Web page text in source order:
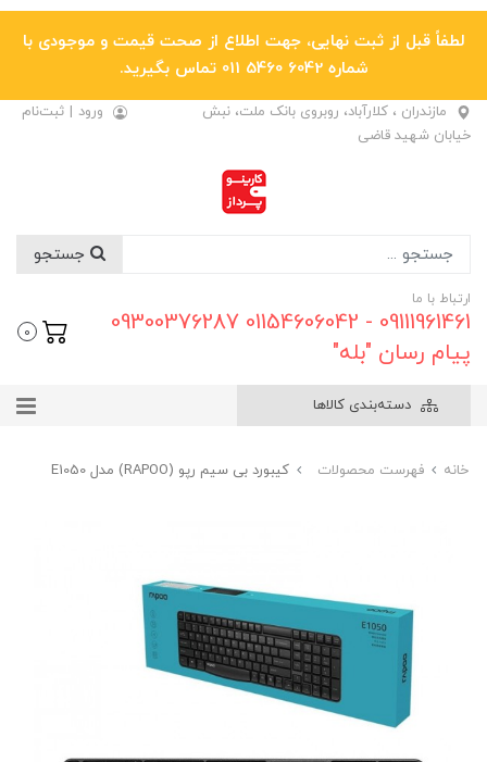
لطفاً قبل از ثبت نهایی، جهت اطلاع از صحت قیمت و موجودی با
شماره 6042 5460 011 تماس بگیرید.
مازندران ، کلارآباد، روبروی بانک ملت، نبش
خیابان شهید قاضی
ورود | ثبت‌نام
ارتباط با ما
09111961461 - 01154606042 09300376287
پیام رسان "بله"
0
دسته‌بندی کالاها
خانه فهرست محصولات کیبورد بی سیم رپو (RAPOO) مدل E1050